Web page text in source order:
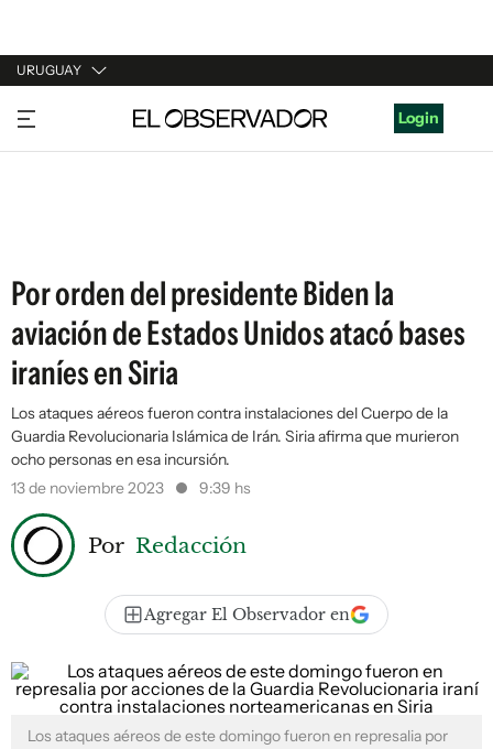
URUGUAY
URUGUAY
ARGENTINA
Login
Por orden del presidente Biden la
aviación de Estados Unidos atacó bases
iraníes en Siria
Los ataques aéreos fueron contra instalaciones del Cuerpo de la
Guardia Revolucionaria Islámica de Irán. Siria afirma que murieron
ocho personas en esa incursión.
13 de noviembre 2023
9:39 hs
Por Redacción
Agregar El Observador en
Los ataques aéreos de este domingo fueron en represalia por